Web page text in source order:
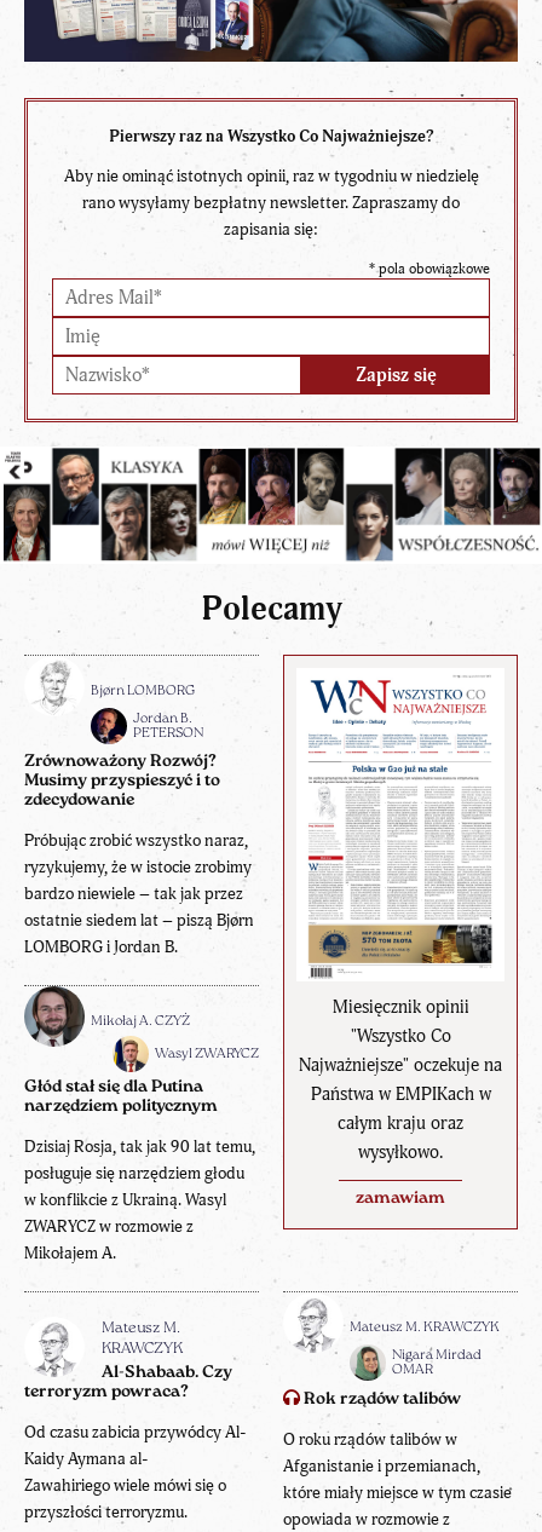
Pierwszy raz na Wszystko Co Najważniejsze?
Aby nie ominąć istotnych opinii, raz w tygodniu w niedzielę
rano wysyłamy bezpłatny newsletter. Zapraszamy do
zapisania się:
*pola obowiązkowe
Polecamy
Miesięcznik opinii
"Wszystko Co
Najważniejsze" oczekuje na
Państwa w EMPIKach w
całym kraju oraz
wysyłkowo.
zamawiam
Bjørn LOMBORG
Jordan B.
PETERSON
Zrównoważony Rozwój?
Musimy przyspieszyć i to
zdecydowanie
Próbując zrobić wszystko naraz,
ryzykujemy, że w istocie zrobimy
bardzo niewiele – tak jak przez
ostatnie siedem lat – piszą Bjørn
LOMBORG i Jordan B.
Mikołaj A. CZYŻ
Wasyl ZWARYCZ
Głód stał się dla Putina
narzędziem politycznym
Dzisiaj Rosja, tak jak 90 lat temu,
posługuje się narzędziem głodu
w konflikcie z Ukrainą. Wasyl
ZWARYCZ w rozmowie z
Mikołajem A.
Mateusz M.
KRAWCZYK
Al-Shabaab. Czy
terroryzm powraca?
Od czasu zabicia przywódcy Al-
Kaidy Aymana al-
Zawahiriego wiele mówi się o
przyszłości terroryzmu.
Mateusz M. KRAWCZYK
Nigara Mirdad
OMAR
Rok rządów talibów
O roku rządów talibów w
Afganistanie i przemianach,
które miały miejsce w tym czasie
opowiada w rozmowie z